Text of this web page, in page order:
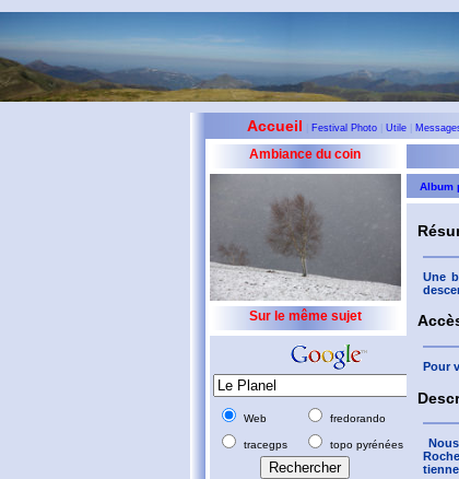
Accueil Festival Photo| Utile|
Ambiance du coin
Sur le même sujet
Web fredorando
tracegps topo pyrénées
Album
Une
Pour